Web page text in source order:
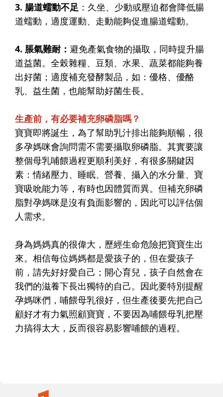
3. 腸道蠕動不足 ：久坐、少動或壓迫都會降低腸
道蠕動，適度運動、走動能夠促進腸道蠕動。
4. 脹氣難耐： 避免產氣食物的攝取，同時提升腸
道益菌。全榖雜糧、豆類、水果、蔬菜都能夠養
出好菌；適度補充發酵製品，如：優格、優酪
乳、益生菌，也能幫助好菌生長。
生產前，有必要補充卵磷脂嗎？
寶寶即將誕生，為了幫助乳汁排出能夠順暢，很
多孕媽咪會詢問需不需要攝取卵磷脂。其實要讓
整個母乳哺餵過程更順利美好，有很多關鍵因
素：情緒壓力、睡眠、營養、攝入的水分量、寶
寶吸吮能力等，有時也因體質而異。但補充卵磷
脂對孕媽咪是沒有負面影響的，因此可以評估個
人需求。
身為媽媽真的很偉大，歷經生命危險把寶寶生出
來。相信每位媽媽都是愛孩子的，但在愛孩子
前，請先好好愛自己；開心育兒，孩子自然會在
我們的滋養下長出獨特的自己。因此要特別提醒
孕媽咪們，哺餵母乳很好，但生產後要先把自己
顧好才有力氣照顧寶寶，不要因為哺餵母乳把壓
力搞得太大，反而很容易影響哺餵的過程。